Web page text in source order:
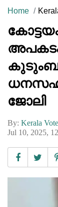
Home
അപകടം:
ജോലി
By: Kerala
Jul 10, 2025,